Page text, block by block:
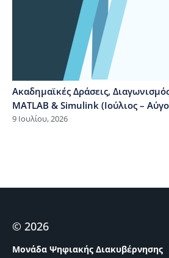
Ακαδημαϊκές Δράσεις,
MATLAB & Simulink (Ιούλιος –
9 Ιουλίου, 2026
© 2026
Μονάδα Ψηφιακής Διακυβέρνησης